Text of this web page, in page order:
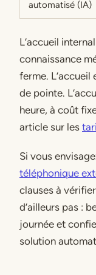
automatisé (IA)
L’accueil
connaissance
ferme. L’accueil
de pointe.
heure, à coût
article sur les
Si vous
téléphonique
clauses à
d’ailleurs pas :
journée et
solution